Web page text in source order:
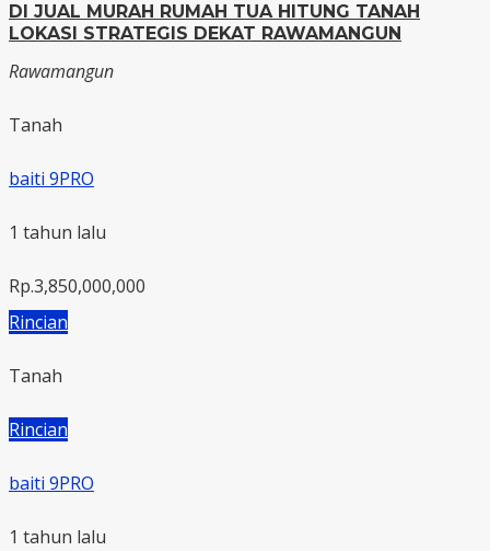
DI JUAL MURAH RUMAH TUA HITUNG TANAH
LOKASI STRATEGIS DEKAT RAWAMANGUN
Rawamangun
Tanah
baiti 9PRO
1 tahun lalu
Rp.3,850,000,000
Rincian
Tanah
Rincian
baiti 9PRO
1 tahun lalu